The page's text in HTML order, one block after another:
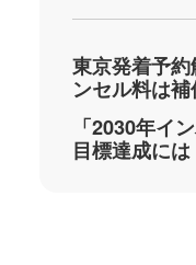
東京発着予
ンセル料は補
「2030年イ
目標達成には